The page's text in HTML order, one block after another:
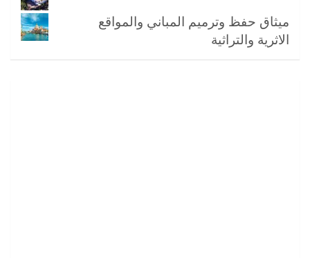
ميثاق حفظ وترميم المباني والمواقع
الاثرية والتراثية